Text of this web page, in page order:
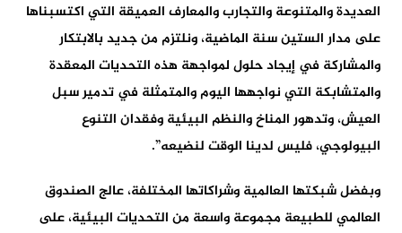
العديدة والمتنوعة والتجارب والمعارف العميقة التي اكتسبناها
على مدار الستين سنة الماضية، ونلتزم من جديد بالابتكار
والمشاركة في إيجاد حلول لمواجهة هذه التحديات المعقدة
والمتشابكة التي نواجهها اليوم والمتمثلة في تدمير سبل
العيش، وتدهور المناخ والنظم البيئية وفقدان التنوع
البيولوجي، فليس لدينا الوقت لنضيعه”.
وبفضل شبكتها العالمية وشراكاتها المختلفة، عالج الصندوق
العالمي للطبيعة مجموعة واسعة من التحديات البيئية، على